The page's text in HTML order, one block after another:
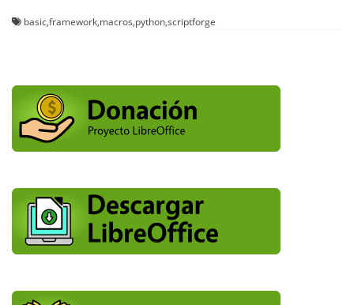
basic,framework,macros,python,scriptforge